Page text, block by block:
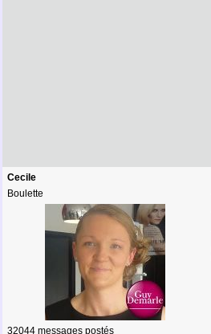
Cecile
Boulette
32044 messages postés